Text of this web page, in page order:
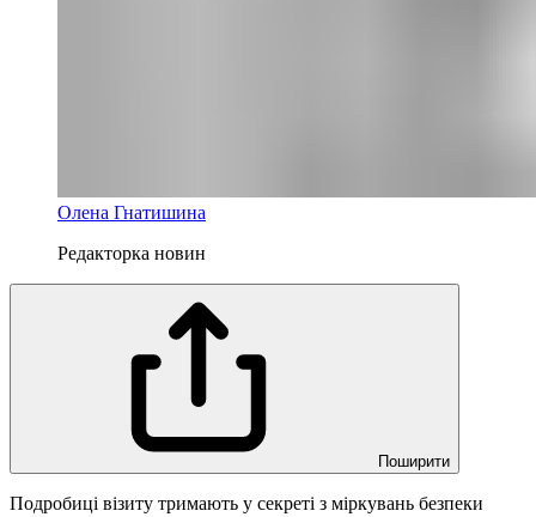
Олена Гнатишина
Редакторка новин
Поширити
Подробиці візиту тримають у секреті з міркувань безпеки